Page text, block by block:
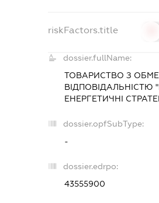
riskFactors.title
dossier.fullName:
ТОВАРИСТВО З
ВІДПОВІДАЛЬНІСТЮ
ЕНЕРГЕТИЧНІ
dossier.opfSubType:
-
dossier.edrpo:
43555900